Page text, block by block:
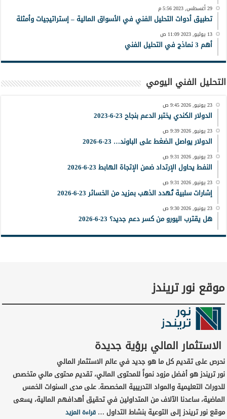
29 أغسطس, 2023 5:56 م
تطبيق أدوات التحليل الفني في الأسواق المالية – إستراتيجيات وأمثلة
13 يوليو, 2023 11:09 ص
أهم 3 نماذج في التحليل الفني
التحليل الفني اليومي
23 يونيو, 2026 9:45 ص
الدولار الكندي يختبر الدعم بنجاح 23-6-2023
23 يونيو, 2026 9:39 ص
الدولار يواصل الضغط على الباوند… 23-6-2026
23 يونيو, 2026 9:31 ص
النفط يحاول الإرتداد ضمن الإتجاة الهابط 23-6-2026
23 يونيو, 2026 9:31 ص
إشارات سلبية تُهدد الذهب بمزيد من الخسائر 23-6-2026
23 يونيو, 2026 9:30 ص
هل يقترب اليورو من كسر دعم جديد؟ 23-6-2026
موقع نور تريندز
الاستثمار المالي برؤية جديدة
نحرص على تقديم كل ما هو جديد في عالم الاستثمار المالي
نور تريندز هو أفضل مزود نمواً للمحتوى المالي، تقديم محتوى مالي متخصص
للدورات التعليمية والمواد التدريبية المخصصة. على مدى السنوات الخمس
الماضية، ساعدنا الآلاف من المتداولين في تحقيق أهدافهم المالية، يسعى
موقع نور تريندز إلى التوعية بنشاط التداول …قراءة المزيد